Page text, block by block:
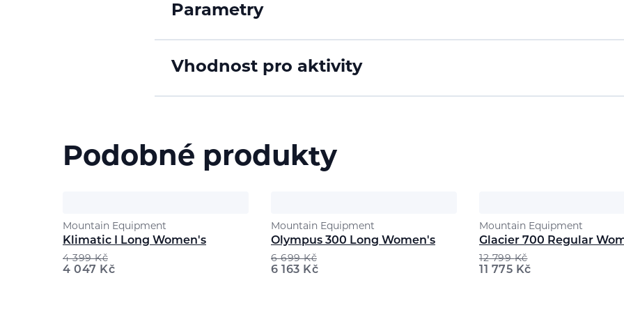
Parametry
Vhodnost pro aktivity
Podobné produkty
Mountain Equipment
Klimatic I Long Women's
4 399Kč
4 047 Kč
Mountain Equipment
Olympus 300 Long Women's
6 699Kč
6 163 Kč
Mountain Equipment
Glacier 700 Regular
12 799Kč
11 775 Kč